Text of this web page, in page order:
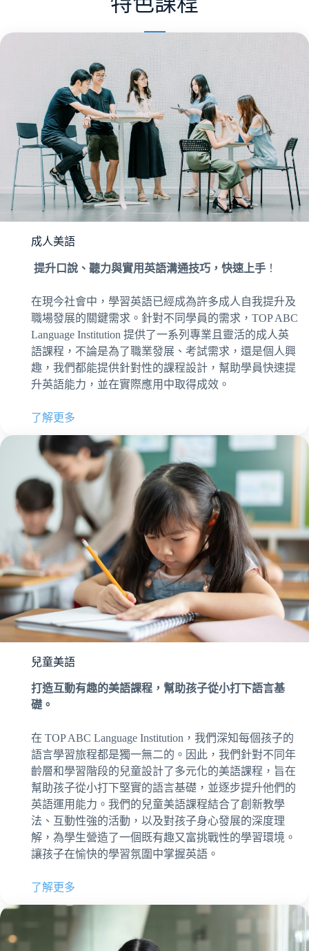
成人美語
提升口說、聽力與實用英語溝通技巧，快速上手 ！
在現今社會中，學習英語已經成為許多成人自我提升及
職場發展的關鍵需求。針對不同學員的需求，TOP ABC
Language Institution 提供了一系列專業且靈活的成人英
語課程，不論是為了職業發展、考試需求，還是個人興
趣，我們都能提供針對性的課程設計，幫助學員快速提
升英語能力，並在實際應用中取得成效。
了解更多
兒童美語
打造互動有趣的美語課程，幫助孩子從小打下語言基
礎。
在 TOP ABC Language Institution，我們深知每個孩子的
語言學習旅程都是獨一無二的。因此，我們針對不同年
齡層和學習階段的兒童設計了多元化的美語課程，旨在
幫助孩子從小打下堅實的語言基礎，並逐步提升他們的
英語運用能力。我們的兒童美語課程結合了創新教學
法、互動性強的活動，以及對孩子身心發展的深度理
解，為學生營造了一個既有趣又富挑戰性的學習環境。
讓孩子在愉快的學習氛圍中掌握英語。
了解更多